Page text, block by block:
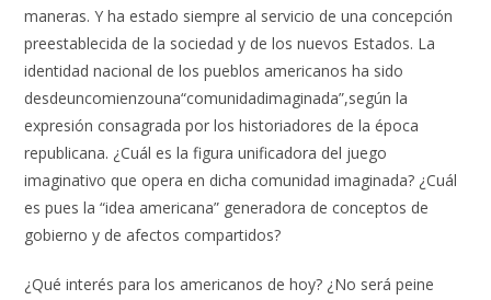
maneras. Y ha estado siempre al servicio de una concepción
preestablecida de la sociedad y de los nuevos Estados. La
identidad nacional de los pueblos americanos ha sido
desdeuncomienzouna“comunidadimaginada”,según la
expresión consagrada por los historiadores de la época
republicana. ¿Cuál es la figura unificadora del juego
imaginativo que opera en dicha comunidad imaginada? ¿Cuál
es pues la “idea americana” generadora de conceptos de
gobierno y de afectos compartidos?
¿Qué interés para los americanos de hoy? ¿No será peine